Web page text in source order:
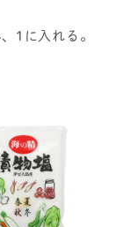
1に入れる。